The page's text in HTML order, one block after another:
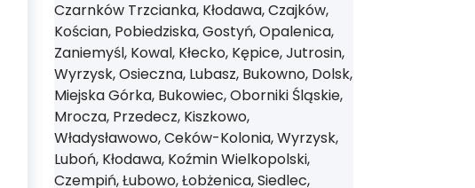
Czarnków Trzcianka, Kłodawa, Czajków,
Kościan, Pobiedziska, Gostyń, Opalenica,
Zaniemyśl, Kowal, Kłecko, Kępice, Jutrosin,
Wyrzysk, Osieczna, Lubasz, Bukowno, Dolsk,
Miejska Górka, Bukowiec, Oborniki Śląskie,
Mrocza, Przedecz, Kiszkowo,
Władysławowo, Ceków-Kolonia, Wyrzysk,
Luboń, Kłodawa, Koźmin Wielkopolski,
Czempiń, Łubowo, Łobżenica, Siedlec,